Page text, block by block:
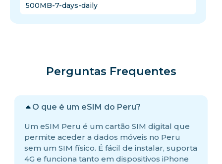
500MB-7-days-daily
Perguntas Frequentes
O que é um eSIM do Peru?
Um eSIM Peru é um cartão SIM digital que
permite aceder a dados móveis no Peru
sem um SIM físico. É fácil de instalar, suporta
4G e funciona tanto em dispositivos iPhone